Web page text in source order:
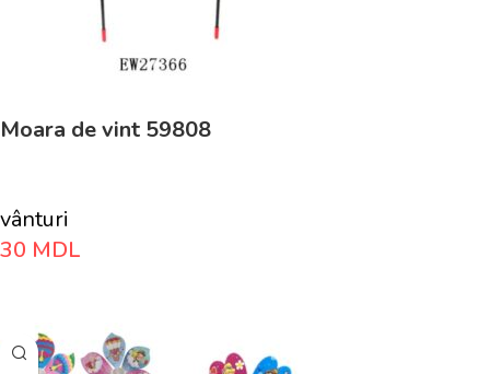
Moara de vint 59808
vânturi
30 MDL